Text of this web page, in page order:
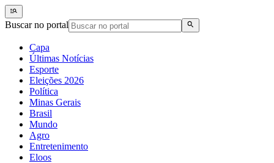
Buscar no portal
Capa
Últimas Notícias
Esporte
Eleições 2026
Política
Minas Gerais
Brasil
Mundo
Agro
Entretenimento
Eloos